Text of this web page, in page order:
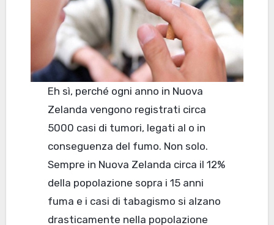
Eh sì, perché ogni anno in Nuova
Zelanda vengono registrati circa
5000 casi di tumori, legati al o in
conseguenza del fumo. Non solo.
Sempre in Nuova Zelanda circa il 12%
della popolazione sopra i 15 anni
fuma e i casi di tabagismo si alzano
drasticamente nella popolazione